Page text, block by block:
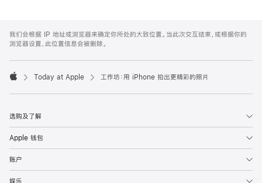
Footer
我们会根据 IP 地址或浏览器来确定你所处的大致位置。当此次交互结束，或根据你的
浏览器设置，此位置信息会被删除。
Today at Apple 工作坊：用 iPhone 拍出更精彩的照片
选购及了解
Apple 钱包
账户
娱乐